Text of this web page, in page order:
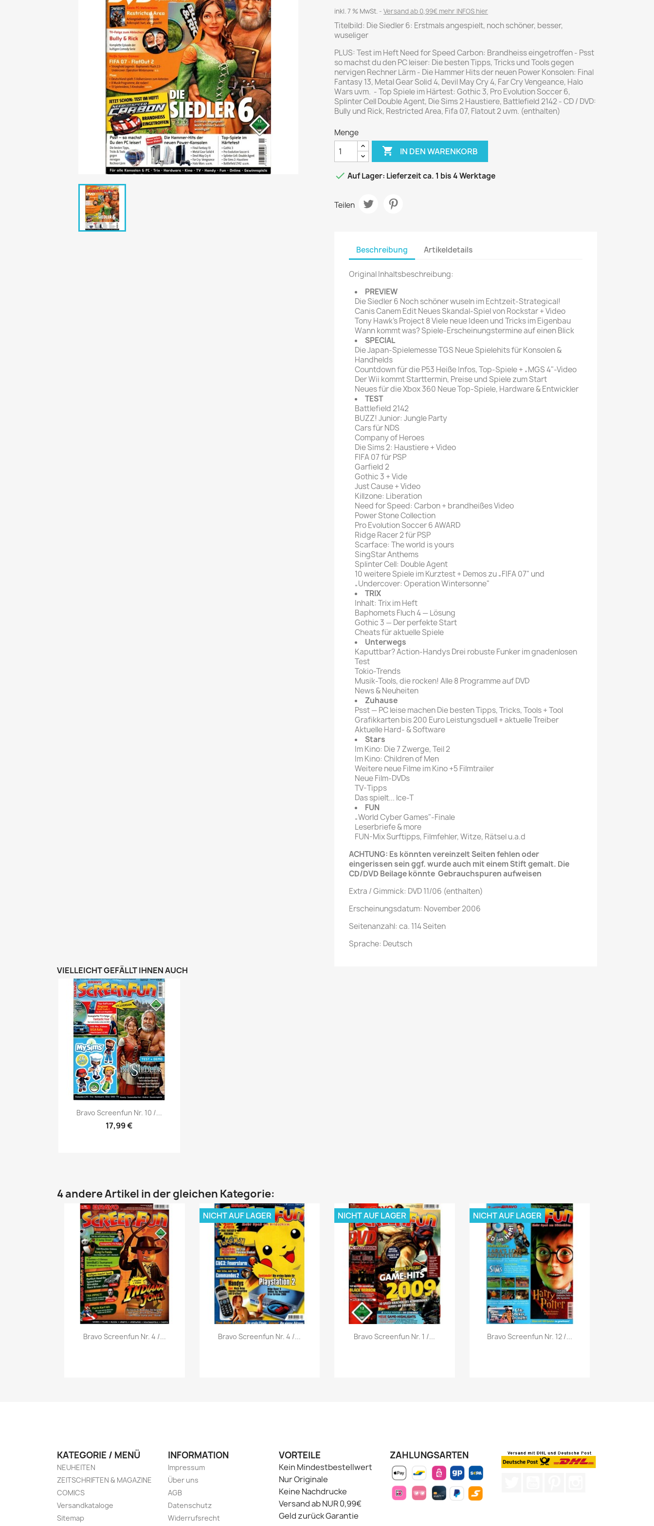
POP Rocky
Yam!
Gute Fahrt
Klassik Motorrad
Motor Klassik
Motorrad Classic
Motorrad Zeitschrift
Oldtimer Markt
Programmhefte Rennen
PS das Sport Motorrad
Rallye Racing
TOURENFAHRER
P.M. Biografie
PM Magazin
MUSIK
Breakout
Graceland
JUICE
MODE
Anna burda
Der Stern
Für Sie
REISE &
URLAUB
TAGES &
WOCHENZEITUNGEN
Bildzeitung
Frankfurter Allgemeine
Magazin
Frankfurter Illustrierte
SONSTIGE
Sonstige
Magazine
inkl. 7 % MwSt. Versand ab 0,99€ mehr INFOS hier
Titelbild: Die Siedler 6: Erstmals angespielt, noch schöner, besser,
wuseliger
PLUS: Test im Heft Need for Speed Carbon: Brandheiss eingetroffen - Psst
so machst du den PC leiser: Die besten Tipps, Tricks und Tools gegen
nervigen Rechner Lärm - Die Hammer Hits der neuen Power Konsolen: Final
Fantasy 13, Metal Gear Solid 4, Devil May Cry 4, Far Cry Vengeance, Halo
Wars uvm. - Top Spiele im Härtest: Gothic 3, Pro Evolution Soccer 6,
Splinter Cell Double Agent, Die Sims 2 Haustiere, Battlefield 2142 - CD / DVD:
Bully und Rick, Restricted Area, Fifa 07, Flatout 2 uvm. (enthalten)
Menge
 IN DEN WARENKORB
 Auf Lager: Lieferzeit ca. 1 bis 4 Werktage
Teilen
Beschreibung Artikeldetails
Original Inhaltsbeschreibung:
PREVIEW
Die Siedler 6 Noch schöner wuseln im Echtzeit-Strategical!
Canis Canem Edit Neues Skandal-Spiel von Rockstar + Video
Tony Hawk's Project 8 Viele neue Ideen und Tricks im Eigenbau
Wann kommt was? Spiele-Erscheinungstermine auf einen Blick
SPECIAL
Die Japan-Spielemesse TGS Neue Spielehits für Konsolen &
Handhelds
Countdown für die P53 Heiße Infos, Top-Spiele + „MGS 4"-Video
Der Wii kommt Starttermin, Preise und Spiele zum Start
Neues für die Xbox 360 Neue Top-Spiele, Hardware & Entwickler
TEST
Battlefield 2142
BUZZ! Junior: Jungle Party
Cars für NDS
Company of Heroes
Die Sims 2: Haustiere + Video
FIFA 07 für PSP
Garfield 2
Gothic 3 + Vide
Just Cause + Video
Killzone: Liberation
Need for Speed: Carbon + brandheißes Video
Power Stone Collection
Pro Evolution Soccer 6 AWARD
Ridge Racer 2 für PSP
Scarface: The world is yours
SingStar Anthems
Splinter Cell: Double Agent
10 weitere Spiele im Kurztest + Demos zu „FIFA 07" und
„Undercover: Operation Wintersonne"
TRIX
Inhalt: Trix im Heft
Baphomets Fluch 4 — Lösung
Gothic 3 — Der perfekte Start
Cheats für aktuelle Spiele
Unterwegs
Kaputtbar? Action-Handys Drei robuste Funker im gnadenlosen
Test
Tokio-Trends
Musik-Tools, die rocken! Alle 8 Programme auf DVD
News & Neuheiten
Zuhause
Psst — PC leise machen Die besten Tipps, Tricks, Tools + Tool
Grafikkarten bis 200 Euro Leistungsduell + aktuelle Treiber
Aktuelle Hard- & Software
Stars
Im Kino: Die 7 Zwerge, Teil 2
Im Kino: Children of Men
Weitere neue Filme im Kino +5 Filmtrailer
Neue Film-DVDs
TV-Tipps
Das spielt... lce-T
FUN
„World Cyber Games"-Finale
Leserbriefe & more
FUN-Mix Surftipps, Filmfehler, Witze, Rätsel u.a.d
ACHTUNG: Es könnten vereinzelt Seiten fehlen oder
eingerissen sein ggf. wurde auch mit einem Stift gemalt. Die
CD/DVD Beilage könnte Gebrauchspuren aufweisen
Extra / Gimmick: DVD 11/06 (enthalten)
Erscheinungsdatum: November 2006
Seitenanzahl: ca. 114 Seiten
Sprache: Deutsch
VIELLEICHT GEFÄLLT IHNEN AUCH
Vorschau
Bravo Screenfun Nr. 10 /...
17,99 €
4 andere Artikel in der gleichen Kategorie:
Vorschau
Bravo Screenfun Nr. 4 /... Vorschau
Bravo Screenfun Nr. 4 /...
NICHT AUF LAGER
Vorschau
Bravo Screenfun Nr. 1 /...
NICHT AUF LAGER
Vorschau
Bravo Screenfun Nr. 12 /...
NICHT AUF LAGER
KATEGORIE / MENÜ
NEUHEITEN
ZEITSCHRIFTEN & MAGAZINE
COMICS
Versandkataloge
Sitemap
INFORMATION
Impressum
Über uns
AGB
Datenschutz
Widerrufsrecht
VORTEILE
Kein Mindestbestellwert
Nur Originale
Keine Nachdrucke
Versand ab NUR 0,99€
Geld zurück Garantie
ZAHLUNGSARTEN